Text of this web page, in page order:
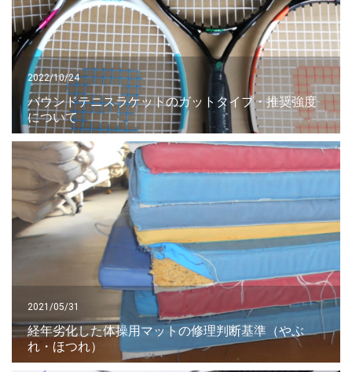
2022/10/24
バウンドテニスラケットのガットタイプ・推奨強度
について
2021/05/31
経年劣化した体操用マットの修理判断基準（やぶ
れ・ほつれ）